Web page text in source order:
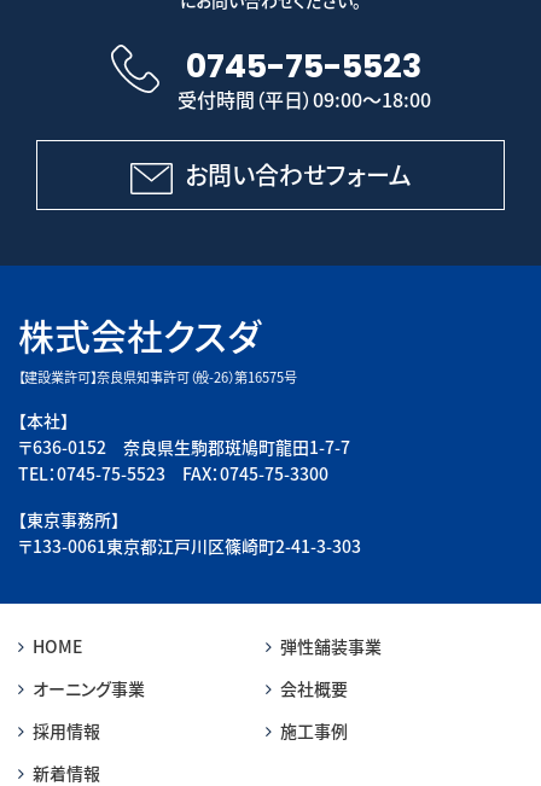
0745-75-5523
受付時間（平日）09:00～18:00
お問い合わせフォーム
株式会社クスダ
【建設業許可】奈良県知事許可（般-26）第16575号
【本社】
〒636-0152 奈良県生駒郡斑鳩町龍田1-7-7
TEL：0745-75-5523 FAX：0745-75-3300
【東京事務所】
〒133-0061東京都江戸川区篠崎町2-41-3-303
HOME
弾性舗装事業
オーニング事業
会社概要
採用情報
施工事例
新着情報